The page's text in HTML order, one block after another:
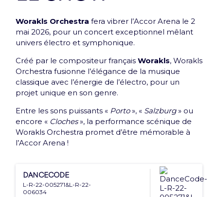
Nouveauté : e-Carte cadeau
Offrez le meilleur de l'Accor Arena à vos proches
grâce à la e-Carte cadeau
Découvrir
Newsletter
Inscrivez-vous et recevez une fois par mois une
Worakls Orchestra fera vibrer l’Accor Arena le 2
mai 2026, pour un concert exceptionnel mêlant
univers électro et symphonique.
Créé par le compositeur français Worakls, Worakls
Orchestra fusionne l’élégance de la musique
classique avec l’énergie de l’électro, pour un
projet unique en son genre.
Entre les sons puissants « Porto», « Salzburg» ou
encore « Cloches», la performance scénique de
Worakls Orchestra promet d’être mémorable à
l’Accor Arena !
DanceCode
L-R-22-005271&L-R-22-
006034